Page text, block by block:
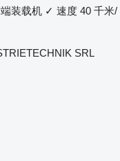
装载机 ✓ 速度 40 千米/
SRL